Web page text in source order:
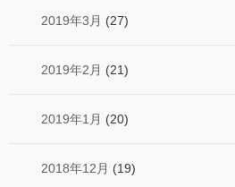
2019年3月 (27)
2019年2月 (21)
2019年1月 (20)
2018年12月 (19)